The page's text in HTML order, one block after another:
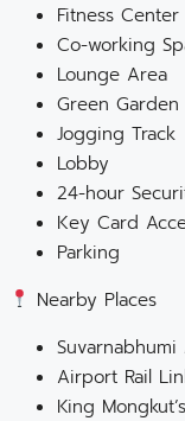
Fitness Center
Co-working
Lounge Area
Green Garden
Jogging Track
Lobby
24-hour
Key Card
Parking
Nearby Places
Airport Rail
King